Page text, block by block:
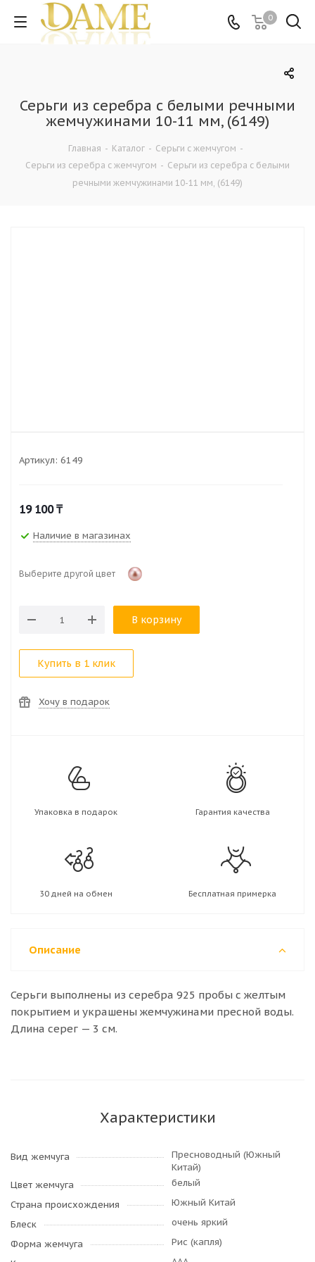
0
Серьги из серебра с белыми речными
жемчужинами 10-11 мм, (6149)
Главная - Каталог - Серьги с жемчугом -
Серьги из серебра с жемчугом - Серьги из серебра с белыми
речными жемчужинами 10-11 мм, (6149)
Артикул: 6149
19 100₸
Наличие в магазинах
Выберите другой цвет
В корзину
Купить в 1 клик
Хочу в подарок
Упаковка в подарок Гарантия качества
30 дней на обмен Бесплатная примерка
Описание
Серьги выполнены из серебра 925 пробы с желтым
покрытием и украшены жемчужинами пресной воды.
Длина серег — 3 см.
Характеристики
Вид жемчуга
Пресноводный (Южный
Китай)
Цвет жемчуга
белый
Страна происхождения
Южный Китай
Блеск
очень яркий
Форма жемчуга
Рис (капля)